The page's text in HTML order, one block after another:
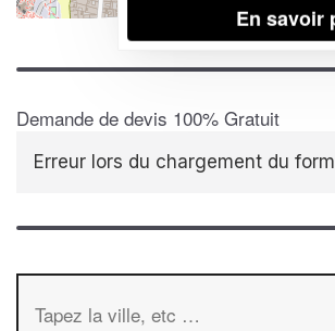
| Map data ©
Demande de devis 100% Gratuit
Erreur lors du chargement du
En savoir